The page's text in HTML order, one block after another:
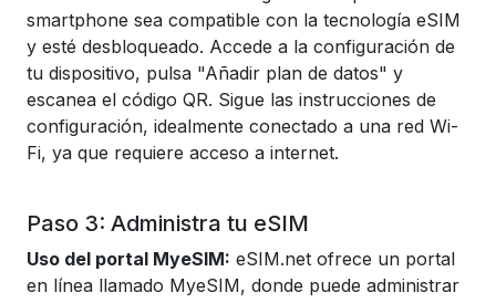
smartphone sea compatible con la tecnología eSIM
y esté desbloqueado. Accede a la configuración de
tu dispositivo, pulsa "Añadir plan de datos" y
escanea el código QR. Sigue las instrucciones de
configuración, idealmente conectado a una red Wi-
Fi, ya que requiere acceso a internet.
Paso 3: Administra tu eSIM
Uso del portal MyeSIM: eSIM.net ofrece un portal
en línea llamado MyeSIM, donde puede administrar